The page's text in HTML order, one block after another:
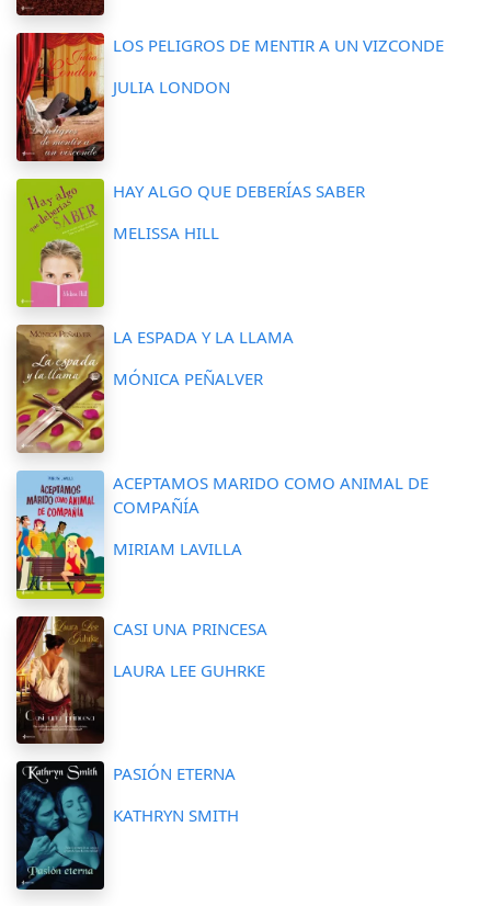
LOS PELIGROS DE MENTIR A UN VIZCONDE
JULIA LONDON
HAY ALGO QUE DEBERÍAS SABER
MELISSA HILL
LA ESPADA Y LA LLAMA
MÓNICA PEÑALVER
ACEPTAMOS MARIDO COMO ANIMAL DE
COMPAÑÍA
MIRIAM LAVILLA
CASI UNA PRINCESA
LAURA LEE GUHRKE
PASIÓN ETERNA
KATHRYN SMITH